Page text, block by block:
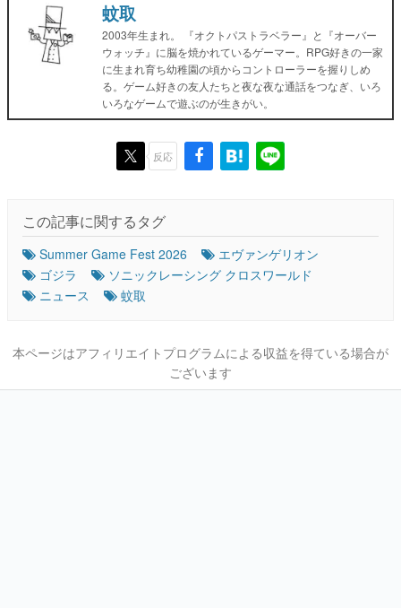
蚊取
2003年生まれ。 『オクトパストラベラー』と『オーバー
ウォッチ』に脳を焼かれているゲーマー。RPG好きの一家
に生まれ育ち幼稚園の頃からコントローラーを握りしめ
る。ゲーム好きの友人たちと夜な夜な通話をつなぎ、いろ
いろなゲームで遊ぶのが生きがい。
反応
この記事に関するタグ
Summer Game Fest 2026
エヴァンゲリオン
ゴジラ
ソニックレーシング クロスワールド
ニュース
蚊取
本ページはアフィリエイトプログラムによる収益を得ている場合が
ございます